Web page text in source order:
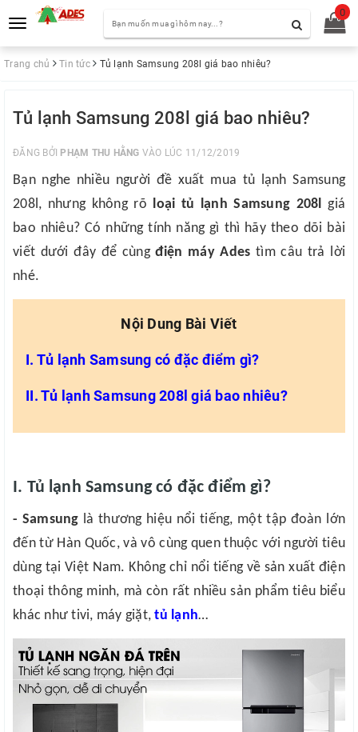
Toggle
navigation
0
Trang chủ Tin tức Tủ lạnh Samsung 208l giá bao nhiêu?
Tủ lạnh Samsung 208l giá bao nhiêu?
ĐĂNG BỞI PHẠM THU HẰNG VÀO LÚC 11/12/2019
Bạn nghe nhiều người đề xuất mua tủ lạnh Samsung
208l, nhưng không rõ loại tủ lạnh Samsung 208l giá
bao nhiêu? Có những tính năng gì thì hãy theo dõi bài
viết dưới đây để cùngđiện máy Adestìm câu trả lời
nhé.
Nội Dung Bài Viết
I. Tủ lạnh Samsung có đặc điểm gì?
II. Tủ lạnh Samsung 208l giá bao nhiêu?
I. Tủ lạnh Samsung có đặc điểm gì?
- Samsung là thương hiệu nổi tiếng, một tập đoàn lớn
đến từ Hàn Quốc, và vô cùng quen thuộc với người tiêu
dùng tại Việt Nam. Không chỉ nổi tiếng về sản xuất điện
thoại thông minh, mà còn rất nhiều sản phẩm tiêu biểu
khác như tivi, máy giặt,tủ lạnh…